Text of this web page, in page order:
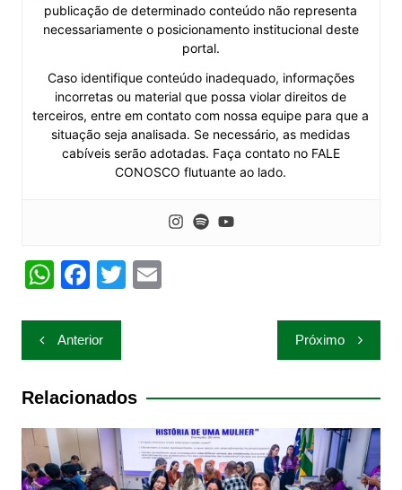
publicação de determinado conteúdo não representa
necessariamente o posicionamento institucional deste
portal.
Caso identifique conteúdo inadequado, informações
incorretas ou material que possa violar direitos de
terceiros, entre em contato com nossa equipe para que a
situação seja analisada. Se necessário, as medidas
cabíveis serão adotadas. Faça contato no FALE
CONOSCO flutuante ao lado.
W
at
s
A
p
F
c
e
b
o
k
T E
Navegação
de
Post
Anterior Próximo
Relacionados